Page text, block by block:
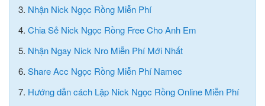
3. Nhận Nick Ngọc Rồng Miễn Phí
4. Chia Sẻ Nick Ngọc Rồng Free Cho Anh Em
5. Nhận Ngay Nick Nro Miễn Phí Mới Nhất
6. Share Acc Ngọc Rồng Miễn Phí Namec
7. Hướng dẫn cách Lập Nick Ngọc Rồng Online Miễn Phí